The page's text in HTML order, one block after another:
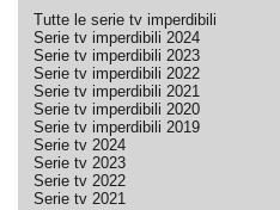
Tutte le serie tv imperdibili
Serie tv imperdibili 2024
Serie tv imperdibili 2023
Serie tv imperdibili 2022
Serie tv imperdibili 2021
Serie tv imperdibili 2020
Serie tv imperdibili 2019
Serie tv 2024
Serie tv 2023
Serie tv 2022
Serie tv 2021